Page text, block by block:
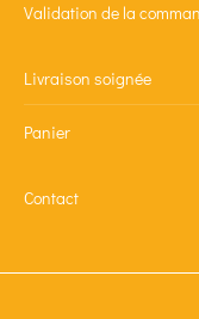
Validation de la
Livraison soignée
Panier
Contact